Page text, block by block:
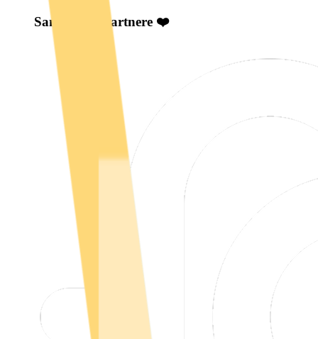
Samarbeidspartnere ❤️